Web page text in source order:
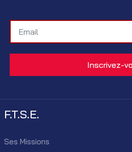
F.T.S.E.
Ses Missions